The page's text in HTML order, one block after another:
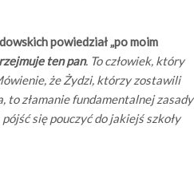
powiedział „po moim
ten pan. To człowiek, który
że Żydzi, którzy zostawili
to złamanie fundamentalnej zasady
się pouczyć do jakiejś szkoły